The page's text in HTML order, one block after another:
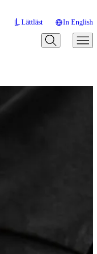
Lättläst In English